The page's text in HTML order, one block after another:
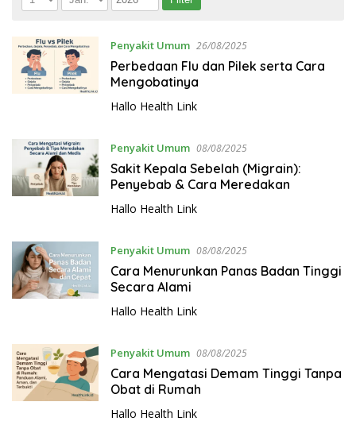
Penyakit Umum 26/08/2025
Perbedaan Flu dan Pilek serta Cara
Mengobatinya
Hallo Health Link
Penyakit Umum 08/08/2025
Sakit Kepala Sebelah (Migrain):
Penyebab & Cara Meredakan
Hallo Health Link
Penyakit Umum 08/08/2025
Cara Menurunkan Panas Badan Tinggi
Secara Alami
Hallo Health Link
Penyakit Umum 08/08/2025
Cara Mengatasi Demam Tinggi Tanpa
Obat di Rumah
Hallo Health Link